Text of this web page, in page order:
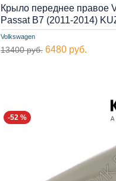
Volkswagen
Крыло переднее правое
Passat B7 (2011-2014)
13400 руб. 6480 руб.
-52 %